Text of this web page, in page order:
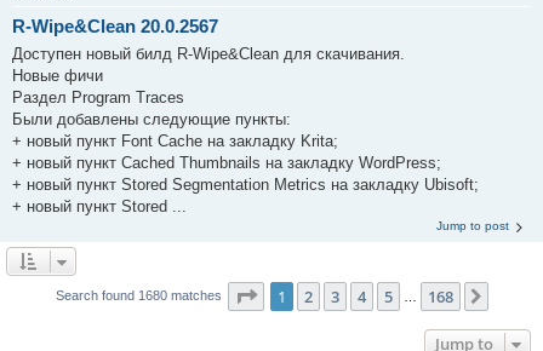
R-Wipe&Clean 20.0.2567
Доступен новый билд R-Wipe&Clean для скачивания.
Новые фичи
Раздел Program Traces
Были добавлены следующие пункты:
+ новый пункт Font Cache на закладку Krita;
+ новый пункт Cached Thumbnails на закладку WordPress;
+ новый пункт Stored Segmentation Metrics на закладку Ubisoft;
+ новый пункт Stored ...
Jump to post
Search found 1680 matches Page 1of 168
1 2 3 4 5 168
Jump to